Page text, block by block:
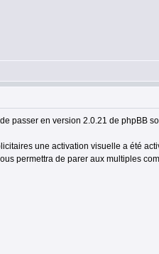
passer en version 2.0.21 de phpBB
une activation visuelle a été
permettra de parer aux multiples